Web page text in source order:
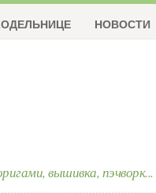
вышивка, пэчворк...
НОВОСТИ